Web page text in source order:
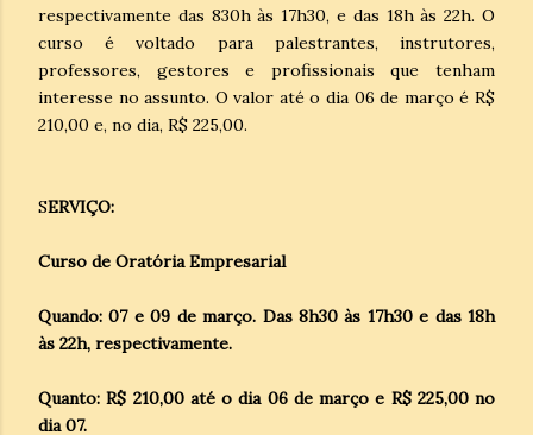
respectivamente das 830h às 17h30, e das 18h às 22h. O
curso é voltado para palestrantes, instrutores,
professores, gestores e profissionais que tenham
interesse no assunto. O valor até o dia 06 de março é R$
210,00 e, no dia, R$ 225,00.
SERVIÇO:
Curso de Oratória Empresarial
Quando: 07 e 09 de março. Das 8h30 às 17h30 e das 18h
às 22h, respectivamente.
Quanto: R$ 210,00 até o dia 06 de março e R$ 225,00 no
dia 07.